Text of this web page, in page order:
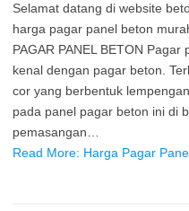
Selamat datang di website
harga pagar panel beton
PAGAR PANEL BETON
kenal dengan pagar beton.
cor yang berbentuk
pada panel pagar beton ini di
pemasangan…
Read More: Harga Pagar